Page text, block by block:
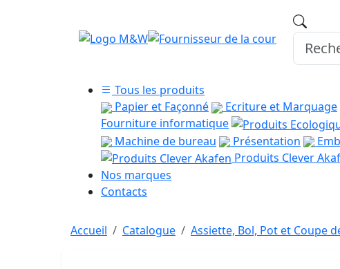
Tous les produits
Papier et Façonné
Ecriture et Marquage
Fourniture informatique
Machine de bureau
Présentation
Produits Clever
Nos marques
Contacts
Accueil Catalogue Assiette, Bol, Pot et Coupe